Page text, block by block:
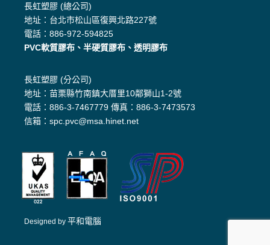
長虹塑膠 (總公司)
地址：台北市松山區復興北路227號
電話：886-972-594825
PVC軟質膠布、半硬質膠布、透明膠布
長虹塑膠 (分公司)
地址：苗栗縣竹南鎮大厝里10鄰獅山1-2號
電話：886-3-7467779 傳真：886-3-7473573
信箱：spc.pvc@msa.hinet.net
Designed by 平和電腦